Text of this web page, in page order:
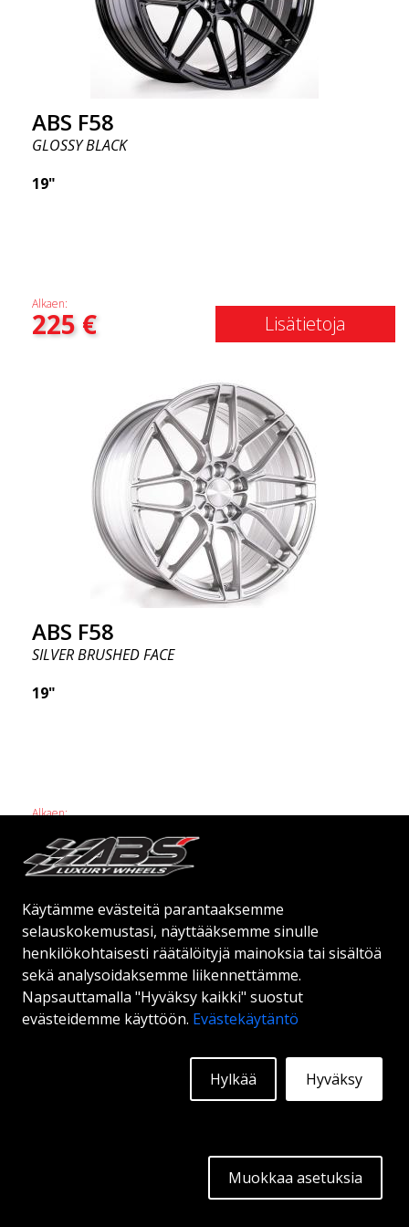
Käytämme evästeitä parantaaksemme
selauskokemustasi, näyttääksemme sinulle
henkilökohtaisesti räätälöityjä mainoksia tai sisältöä
sekä analysoidaksemme liikennettämme.
Napsauttamalla "Hyväksy kaikki" suostut
evästeidemme käyttöön. Evästekäytäntö
Hyväksy
Hylkää
Muokkaa asetuksia
ABS F58
GLOSSY BLACK
19"
Alkaen:
225€ Lisätietoja
ABS F58
SILVER BRUSHED FACE
19"
Alkaen:
225€